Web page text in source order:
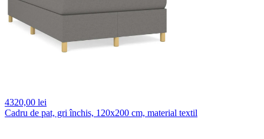
4320,00 lei
Cadru de pat, gri închis, 120x200 cm, material textil